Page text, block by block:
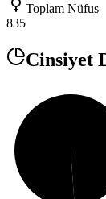
Toplam Nüfus
835
Cinsiyet